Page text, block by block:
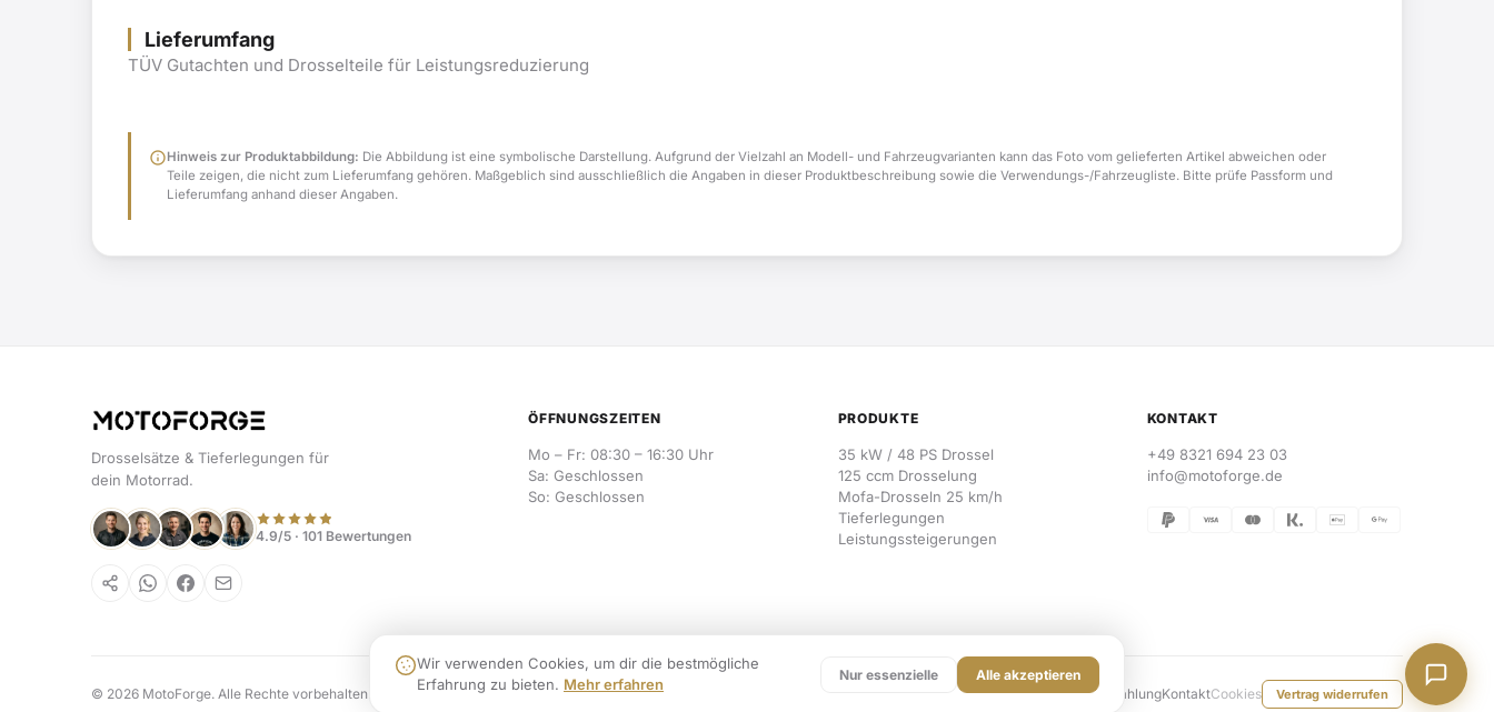
Lieferumfang
TÜV Gutachten und Drosselteile für Leistungsreduzierung
infoHinweis zur Produktabbildung: Die Abbildung ist eine symbolische Darstellung. Aufgrund der Vielzahl an Modell- und Fahrzeugvarianten kann das Foto vom gelieferten Artikel abweichen oder
Teile zeigen, die nicht zum Lieferumfang gehören. Maßgeblich sind ausschließlich die Angaben in dieser Produktbeschreibung sowie die Verwendungs-/Fahrzeugliste. Bitte prüfe Passform und
Lieferumfang anhand dieser Angaben.
Drosselsätze & Tieferlegungen für
dein Motorrad.
4.9/5 · 101 Bewertungen
ÖFFNUNGSZEITEN
Mo – Fr: 08:30 – 16:30 Uhr
Sa: Geschlossen
So: Geschlossen
PRODUKTE
35 kW / 48 PS Drossel
125 ccm Drosselung
Mofa-Drosseln 25 km/h
Tieferlegungen
Leistungssteigerungen
KONTAKT
+49 8321 694 23 03
info@motoforge.de
© 2026 MotoForge. Alle Rechte vorbehalten. Weblabs WiderrufsbelehrungVersand & ZahlungKontaktCookies Vertrag widerrufen
Wir verwenden Cookies, um dir die bestmögliche
Erfahrung zu bieten. Mehr erfahren
Nur essenzielle Alle akzeptieren